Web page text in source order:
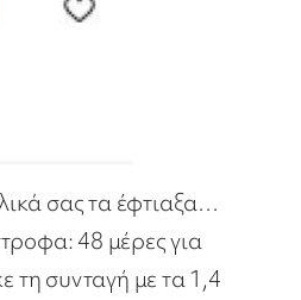
σας τα έφτιαξα…
48 μέρες για
τη συνταγή με τα 1,4